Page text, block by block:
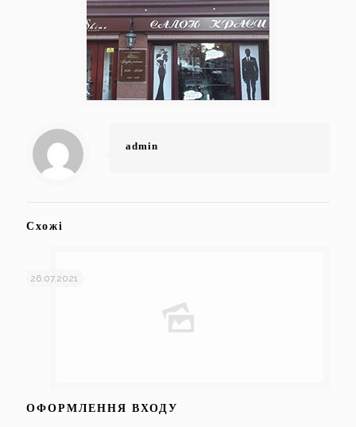
admin
Схожі
26.07.2021
ОФОРМЛЕННЯ ВХОДУ